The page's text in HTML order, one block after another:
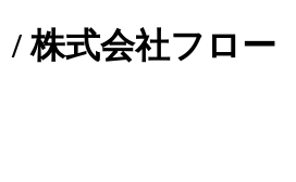
株式会社フロー